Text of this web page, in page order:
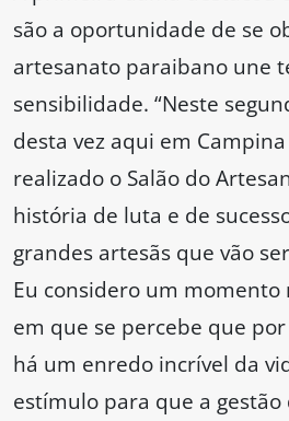
são a oportunidade de se
artesanato paraibano une
sensibilidade. “Neste
desta vez aqui em
realizado o Salão do
história de luta e de
grandes artesãs que vão
Eu considero um
em que se percebe que
há um enredo incrível da
estímulo para que a